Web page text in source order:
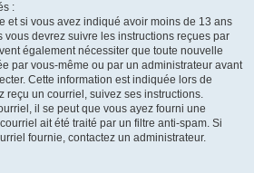
:
et si vous avez indiqué avoir moins de 13 ans
vous devrez suivre les instructions reçues par
également nécessiter que toute nouvelle
par vous-même ou par un administrateur avant
Cette information est indiquée lors de
reçu un courriel, suivez ses instructions.
il se peut que vous ayez fourni une
ait été traité par un filtre anti-spam. Si
fournie, contactez un administrateur.